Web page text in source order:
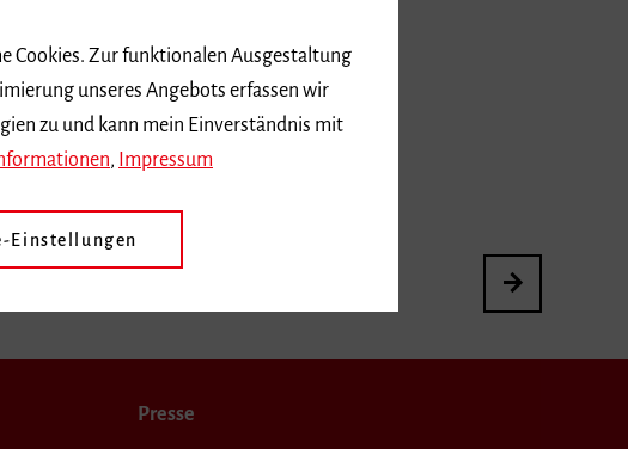
3.
Presse
Cookies. Zur funktionalen Ausgestaltung
unseres Angebots erfassen wir
zu und kann mein Einverständnis mit
, Impressum
Einstellungen